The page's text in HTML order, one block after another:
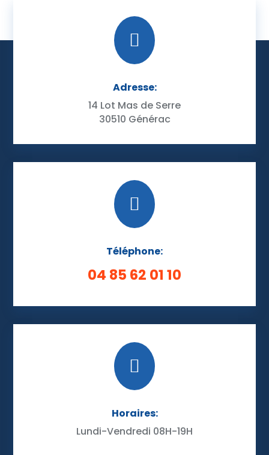

Adresse:
14 Lot Mas de Serre
30510 Générac

Téléphone:
04 85 62 01 10

Horaires:
Lundi-Vendredi 08H-19H